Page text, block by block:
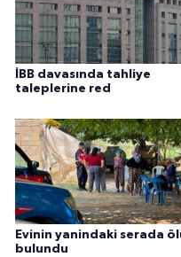
İBB davasında tahliye
taleplerine red
Evinin yanindaki serada
bulundu